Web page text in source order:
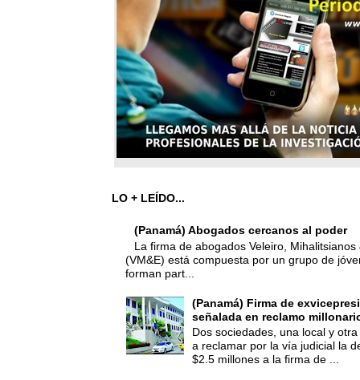
LO + LEÍDO...
(Panamá) Abogados cercanos al poder
La firma de abogados Veleiro, Mihalitsianos
(VM&E) está compuesta por un grupo de
forman part...
(Panamá) Firma de
señalada en reclamo
Dos sociedades, una local y
a reclamar por la vía judicial la
$2.5 millones a la firma de ...